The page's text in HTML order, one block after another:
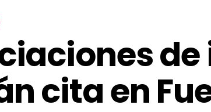
cita en